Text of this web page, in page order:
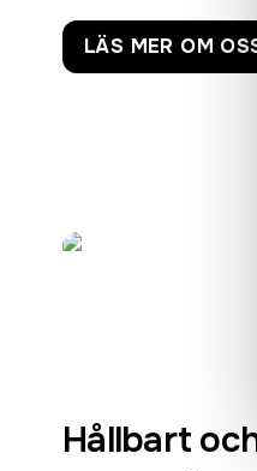
LÄS MER OM
Hållbart